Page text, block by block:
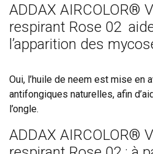
ADDAX AIRCOLOR®
respirant Rose 02
l’apparition des
Oui, l’huile de neem est mise en
antifongiques naturelles, afin
l’ongle.
ADDAX AIRCOLOR®